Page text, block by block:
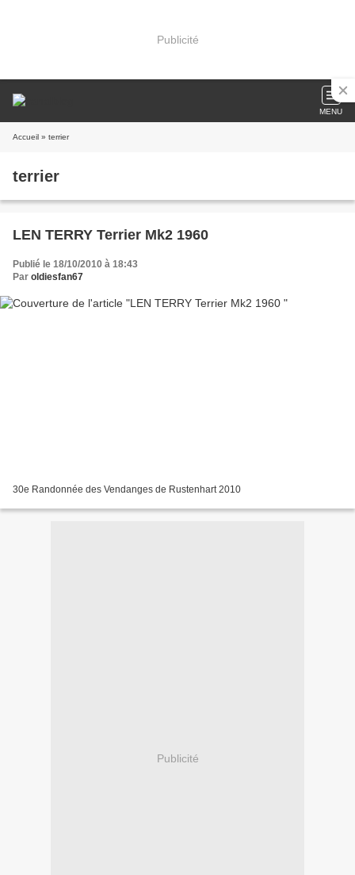
Publicité
MENU
Accueil » terrier
terrier
LEN TERRY Terrier Mk2 1960
Publié le 18/10/2010 à 18:43
Par oldiesfan67
30e Randonnée des Vendanges de Rustenhart 2010
Publicité